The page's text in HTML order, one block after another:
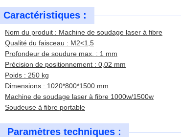
Caractéristiques :
Nom du produit : Machine de soudage laser à fibre
Qualité du faisceau : M2<1,5
Profondeur de soudure max. : 1 mm
Précision de positionnement : 0,02 mm
Poids : 250 kg
Dimensions : 1020*800*1500 mm
Machine de soudage laser à fibre 1000w/1500w
Soudeuse à fibre portable
Paramètres techniques :